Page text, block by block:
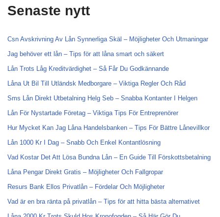
Senaste nytt
Csn Avskrivning Av Lån Synnerliga Skäl – Möjligheter Och Utmaningar
Jag behöver ett lån – Tips för att låna smart och säkert
Lån Trots Låg Kreditvärdighet – Så Får Du Godkännande
Låna Ut Bil Till Utländsk Medborgare – Viktiga Regler Och Råd
Sms Lån Direkt Utbetalning Helg Seb – Snabba Kontanter I Helgen
Lån För Nystartade Företag – Viktiga Tips För Entreprenörer
Hur Mycket Kan Jag Låna Handelsbanken – Tips För Bättre Lånevillkor
Lån 1000 Kr I Dag – Snabb Och Enkel Kontantlösning
Vad Kostar Det Att Lösa Bundna Lån – En Guide Till Förskottsbetalning
Låna Pengar Direkt Gratis – Möjligheter Och Fallgropar
Resurs Bank Ellos Privatlån – Fördelar Och Möjligheter
Vad är en bra ränta på privatlån – Tips för att hitta bästa alternativet